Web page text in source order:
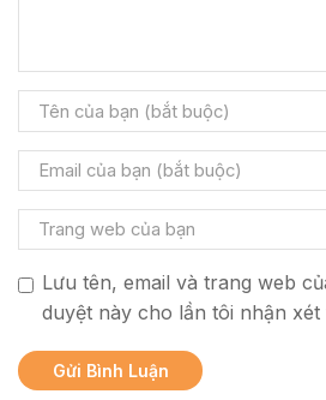
Lưu tên, email và trang web
duyệt này cho lần tôi nhận xét